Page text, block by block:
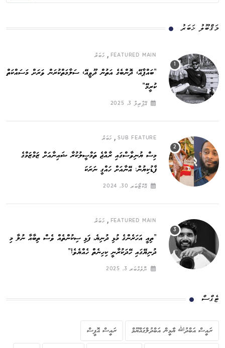
މަޤްބޫލު ޚަބަރު
FEATURED MAIN
, ޚަބަރު
”ބައްޕާއޭ، ދޮންބެގެ އަތުން ދޫވީއޭ، ސަލާމަތްކުރަން ވަރަށް މަސައްކަތް
ކުރީމޭ“
އޭޕްރިލް 3, 2025
SUB FEATURE
, ޚަބަރު
މިސް ޔުނިވާސްގައި ރާއްޖެ ތަމްސީލުކުރާ ޝައިނާއަށް ޒަމްޒަމްގެ
ފާޑުކިޔުން: އޭނާއަށް ހައްގީ ނަރަކަ
އޮކްޓޯބަރ 30, 2024
FEATURED MAIN
, ޚަބަރު
”ތިއީ އަހަރެންގެ މުޅި ދުނިޔެ, ފަޅި ސިކުންތެއް ވެސް ތިބާއާ ނުލާ މި
ދުނިޔޭގައި ހޭދަކުރާނީ ކިހިނެތް ހެއްޔެވެ!“
ނޮވެމްބަރ 3, 2025
ޓެގްސް
ރައީސް އަބްދުﷲ ޔާމީން އަބްދުލްގައްޔޫމް ރައީސް އޮފީސް